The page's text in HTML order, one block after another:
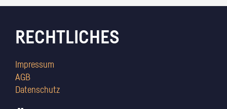
RECHTLICHES
Impressum
AGB
Datenschutz